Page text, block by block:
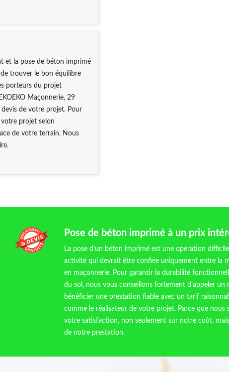
et la pose de béton imprimé
trouver le bon équilibre
porteurs du projet
Maçonnerie, 29
de votre projet. Pour
projet selon
de votre terrain. Nous
Pose de béton imprimé à un prix
La pose d’un béton imprimé est une opération difficile
activité qui devrait être confiée uniquement entre la
en maçonnerie. Pour garantir la durabilité
du sol, nous vous conseillons fortement d’appeler un
bénéficier une prestation fiable avec un tarif
comme le réalisateur de votre projet. Parce que nous
votre satisfaction, non seulement sur notre coût,
de notre prestation.